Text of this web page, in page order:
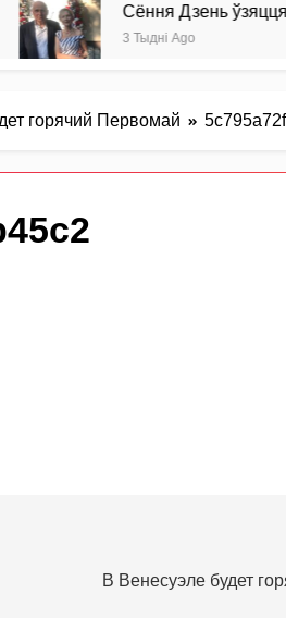
Сёння Дзень ўзяцця
3 Тыдні Ago
горячий Первомай
В Венесуэле будет